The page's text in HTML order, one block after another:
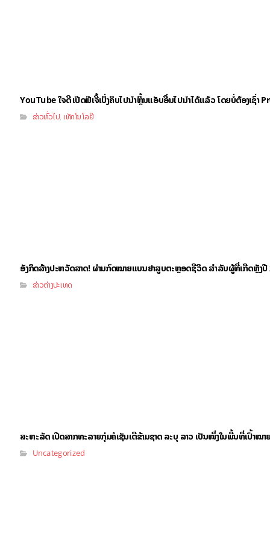
YouTube ໃຈດີ ເປີດຟີເຈີ້ເບິ່ງຄິບໄປນຳຫຼິ້ນແອັບອື່ນໄປນຳໄດ້ແລ້ວ ໂດຍບໍ່ຕ້ອງເຊົ່າ
ຂ່າວທົ່ວໄປ,ເທັກໂນໂລຢີ
ອັງກິດສ້າງປະຫວັດສາດ! ຜ່ານກົດໝາຍແບນຢາສູບຕະຫຼອດຊີວິດ ສຳລັບຜູ້ທີ່ເກີດຫຼັງປີ
ຂ່າວຕ່າງປະເທດ
ສະຫະລັດ ເປີດສາກທະລາຍກຸ່ມຄໍເຊັນເຕີຂ້າມຊາດ ລະບຸ ລາວ ເປັນໜຶ່ງໃນພື້ນທີ່ເປົ້າໝ
Uncategorized